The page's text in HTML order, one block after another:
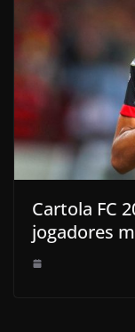
Cartola FC
jogadores